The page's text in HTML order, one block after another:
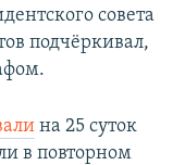
совета
подчёркивал,
на 25 суток
в повторном